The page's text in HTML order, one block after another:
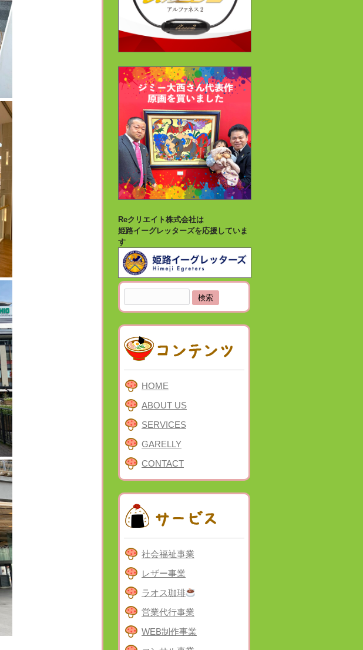
Reクリエイト株式会社は
姫路イーグレッターズを応援していま
す
索:
HOME
ABOUT US
SERVICES
GARELLY
CONTACT
社会福祉事業
レザー事業
ラオス珈琲
営業代行事業
WEB制作事業